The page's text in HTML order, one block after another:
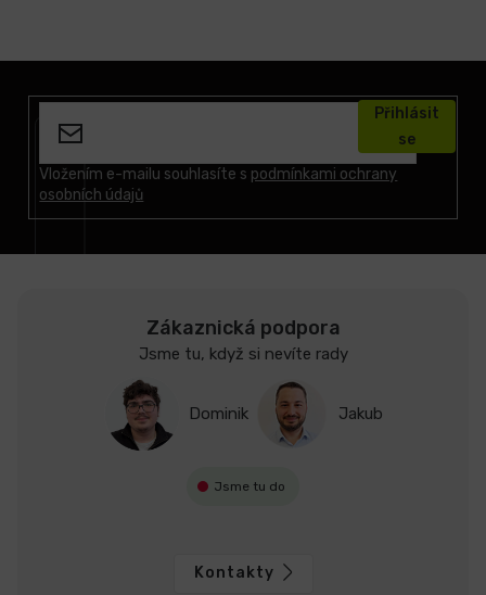
Vložením e-mailu souhlasíte s podmínkami ochrany
osobních údajů
Přihlásit
se
Zákaznická podpora
Jsme tu, když si nevíte rady
Dominik Jakub
Jsme tu do
Kontakty